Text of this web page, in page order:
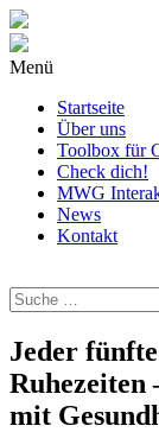
Menü
Startseite
Über uns
Toolbox für
Check dich!
MWG
News
Kontakt
suchst
Du?
Jeder
Ruhezeiten
mit